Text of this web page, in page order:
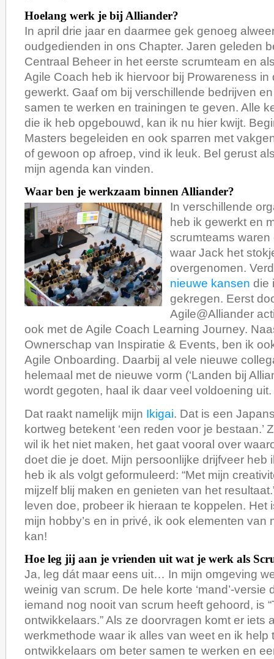
Hoelang werk je bij Alliander?
In april drie jaar en daarmee gek genoeg
oudgedienden in ons Chapter. Jaren geleden
Centraal Beheer in het eerste scrumteam en
Agile Coach heb ik hiervoor bij Prowareness in
gewerkt. Gaaf om bij verschillende bedrijven
samen te werken en trainingen te geven. Alle
die ik heb opgebouwd, kan ik nu hier kwijt.
Masters begeleiden en ook sparren met
of gewoon op afroep, vind ik leuk. Bel gerust
mijn agenda kan vinden.
Waar ben je werkzaam binnen Alliander?
In verschillende
heb ik gewerkt en
scrumteams
waar Jack het
overgenomen.
nieuwe kansen die
gekregen. Eerst
Agile@Alliander
ook met de Agile Coach Learning Journey.
Ownerschap van Inspiratie & Events, ben ik
Agile Onboarding. Daarbij al vele nieuwe
helemaal met de nieuwe vorm (‘Landen bij
wordt gegoten, haal ik daar veel voldoening uit.
Dat raakt namelijk mijn Ikigai. Dat is een
kortweg betekent ‘een reden voor je bestaan.’
wil ik het niet maken, het gaat vooral over
doet die je doet. Mijn persoonlijke drijfveer heb
heb ik als volgt geformuleerd: “Met mijn
mijzelf blij maken en genieten van het
leven doe, probeer ik hieraan te koppelen. Het
mijn hobby’s en in privé, ik ook elementen van
kan!
Hoe leg jij aan je vrienden uit wat je werk als
Ja, leg dát maar eens uit… In mijn omgeving
weinig van scrum. De hele korte ‘mand’-versie
iemand nog nooit van scrum heeft gehoord, is
ontwikkelaars.” Als ze doorvragen komt er iets
werkmethode waar ik alles van weet en ik help
ontwikkelaars om beter samen te werken en